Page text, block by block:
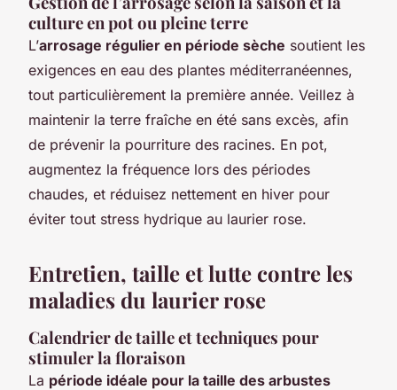
culture en pot ou pleine terre
L’arrosage régulier en période sèche soutient les
exigences en eau des plantes méditerranéennes,
tout particulièrement la première année. Veillez à
maintenir la terre fraîche en été sans excès, afin
de prévenir la pourriture des racines. En pot,
augmentez la fréquence lors des périodes
chaudes, et réduisez nettement en hiver pour
éviter tout stress hydrique au laurier rose.
Entretien, taille et lutte contre les
maladies du laurier rose
Calendrier de taille et techniques pour
stimuler la floraison
La période idéale pour la taille des arbustes